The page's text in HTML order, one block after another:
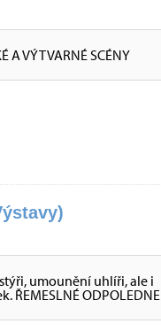
A VÝTVARNÉ SCÉNY
umounění uhlíři, ale i
ODPOLEDNE